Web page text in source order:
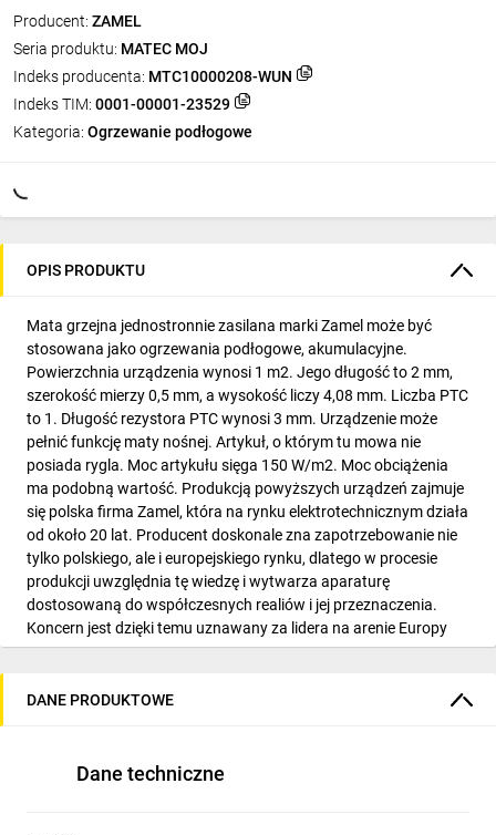
Producent: ZAMEL
Seria produktu: MATEC MOJ
Indeks producenta: MTC10000208-WUN
Indeks TIM: 0001-00001-23529
Kategoria: Ogrzewanie podłogowe
OPIS PRODUKTU
Mata grzejna jednostronnie zasilana marki Zamel może być
stosowana jako ogrzewania podłogowe, akumulacyjne.
Powierzchnia urządzenia wynosi 1 m2. Jego długość to 2 mm,
szerokość mierzy 0,5 mm, a wysokość liczy 4,08 mm. Liczba PTC
to 1. Długość rezystora PTC wynosi 3 mm. Urządzenie może
pełnić funkcję maty nośnej. Artykuł, o którym tu mowa nie
posiada rygla. Moc artykułu sięga 150 W/m2. Moc obciążenia
ma podobną wartość. Produkcją powyższych urządzeń zajmuje
się polska firma Zamel, która na rynku elektrotechnicznym działa
od około 20 lat. Producent doskonale zna zapotrzebowanie nie
tylko polskiego, ale i europejskiego rynku, dlatego w procesie
produkcji uwzględnia tę wiedzę i wytwarza aparaturę
dostosowaną do współczesnych realiów i jej przeznaczenia.
Koncern jest dzięki temu uznawany za lidera na arenie Europy
Środkowo-Wschodniej. Sprzęt tej marki przed dopuszczeniem do
gwarantują użytkownikom najwyższą jakość i bezpieczeństwo
DANE PRODUKTOWE
Dane techniczne